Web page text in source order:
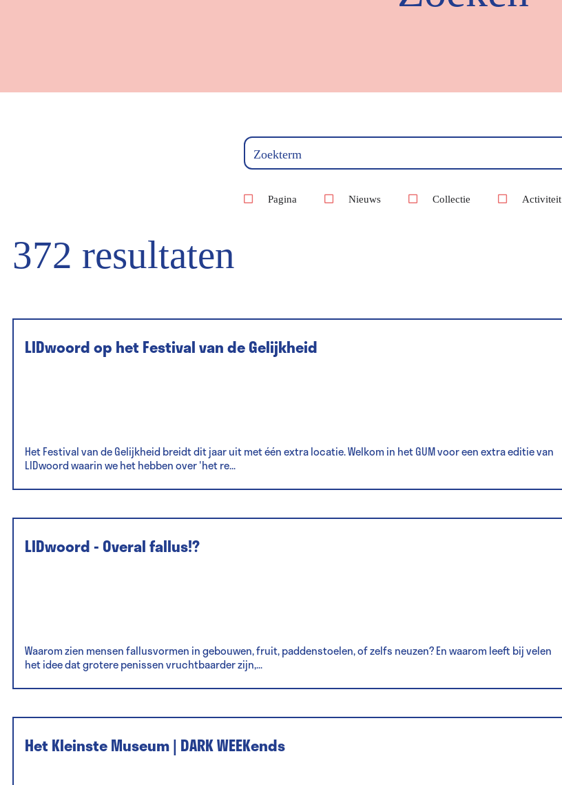
Zoekterm
Pagina Nieuws Collectie Activiteit
372 resultaten
LIDwoord op het Festival van de Gelijkheid
Het Festival van de Gelijkheid breidt dit jaar uit met één extra locatie. Welkom in het GUM voor een extra editie van
LIDwoord waarin we het hebben over 'het re...
LIDwoord - Overal fallus!?
Waarom zien mensen fallusvormen in gebouwen, fruit, paddenstoelen, of zelfs neuzen? En waarom leeft bij velen
het idee dat grotere penissen vruchtbaarder zijn,...
Het Kleinste Museum | DARK WEEKends